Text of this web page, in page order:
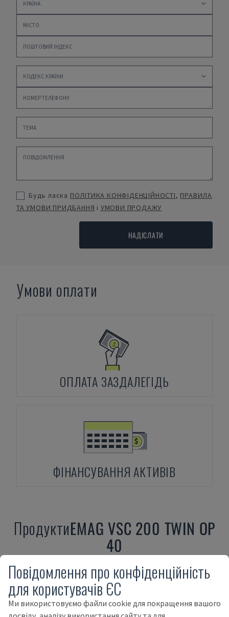
Будь ласка ПОЛІТИКА КОНФІДЕНЦІЙНОСТІ, ПРАВИЛА
ТА УМОВИ ПРИДБАННЯ і УМОВИ ПРОДАЖУ
НАДІСЛАТИ
Умови оплати
ОПЛАТА ЗАЗДАЛЕГІДЬ
ФІНАНСУВАННЯ АКТИВІВ
ПродуктиEMAG VSC 200 TWIN OP
40
Повідомлення про конфіденційність
для користувачів ЄС
Ми використовуємо файли cookie для покращення вашого